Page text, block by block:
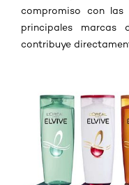
compromiso con las
principales marcas
contribuye